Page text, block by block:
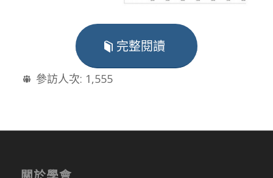
完整閱讀
參訪人次: 1,555